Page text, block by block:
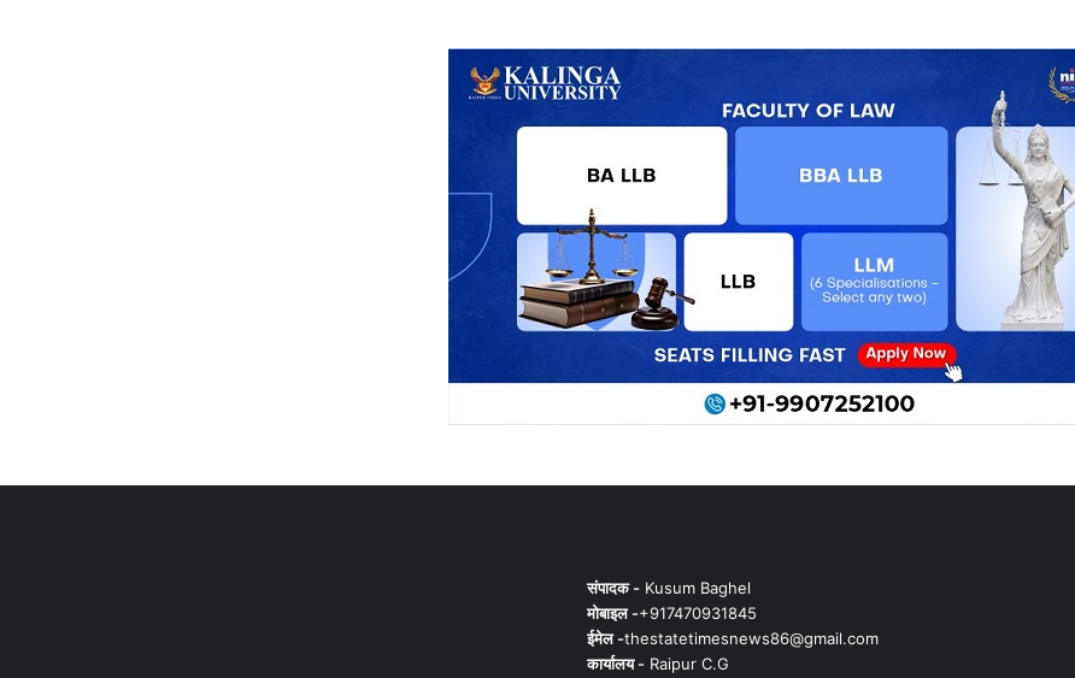
संपादक -Kusum Baghel
मोबाइल -+917470931845
ईमेल -thestatetimesnews86@gmail.com
कार्यालय -Raipur C.G